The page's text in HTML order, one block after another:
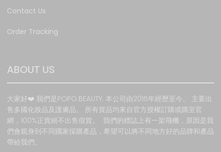
Contact Us
Order Tracking
ABOUT US
大家好❤️ 我們是POPO.BEAUTY. 本公司由2015年經歷至今。 主要出
售多國化妝品及護膚品。 所有貨品均來自官方授權訂購或購至官
網，100%正貨絕不出售假貨。 我們的標誌上有一架飛機，原因是我
們會親身到不同國家採購產品，希望可以將不同地方好的品牌和產品
帶給我們。